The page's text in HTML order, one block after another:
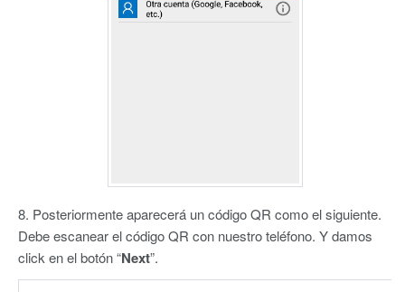
8. Posteriormente aparecerá un código QR como el siguiente.
Debe escanear el código QR con nuestro teléfono. Y damos
click en el botón “Next”.